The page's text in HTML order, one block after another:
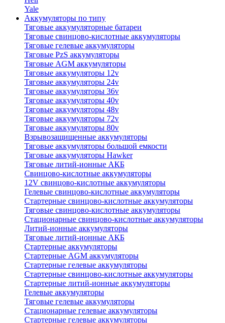
Yale
Аккумуляторы по типу
Тяговые аккумуляторные батареи
Тяговые свинцово-кислотные аккумуляторы
Тяговые гелевые аккумуляторы
Тяговые PzS аккумуляторы
Тяговые AGM аккумуляторы
Тяговые аккумуляторы 12v
Тяговые аккумуляторы 24v
Тяговые аккумуляторы 36v
Тяговые аккумуляторы 40v
Тяговые аккумуляторы 48v
Тяговые аккумуляторы 72v
Тяговые аккумуляторы 80v
Взрывозащищенные аккумуляторы
Тяговые аккумуляторы большой емкости
Тяговые аккумуляторы Hawker
Тяговые литий-ионные АКБ
Свинцово-кислотные аккумуляторы
12V свинцово-кислотные аккумуляторы
Гелевые свинцово-кислотные аккумуляторы
Стартерные свинцово-кислотные аккумуляторы
Тяговые свинцово-кислотные аккумуляторы
Стационарные свинцово-кислотные аккумуляторы
Литий-ионные аккумуляторы
Тяговые литий-ионные АКБ
Стартерные аккумуляторы
Стартерные AGM аккумуляторы
Стартерные гелевые аккумуляторы
Стартерные свинцово-кислотные аккумуляторы
Стартерные литий-ионные аккумуляторы
Гелевые аккумуляторы
Тяговые гелевые аккумуляторы
Стационарные гелевые аккумуляторы
Стартерные гелевые аккумуляторы